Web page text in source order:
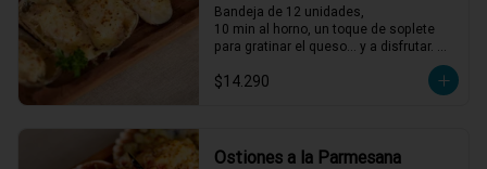
Bandeja de 12 unidades,
10 min al horno, un toque de soplete
para gratinar el queso… y a disfrutar.
$14.290
Ostiones a la Parmesana